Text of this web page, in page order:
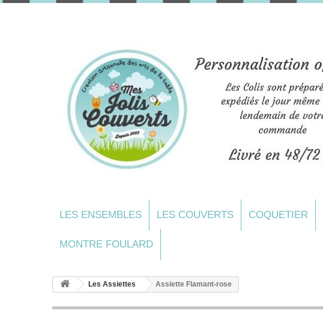
LES ENSEMBLES LES COUVERTS COQUETIER
MONTRE FOULARD
Les Assiettes Assiette Flamant-rose